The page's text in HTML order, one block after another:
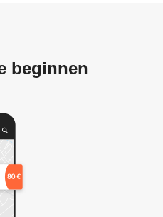
beginnen